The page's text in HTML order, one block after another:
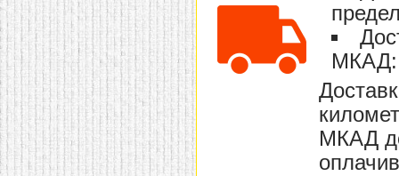
место. Также стеллажи
очень часто используют в
качестве разграничителей
комнаты, например, на
рабочую зону и
пространство для отдыха.
Особенно это актуально
для однокомнатных
квартир.
МКАД:
МКАД